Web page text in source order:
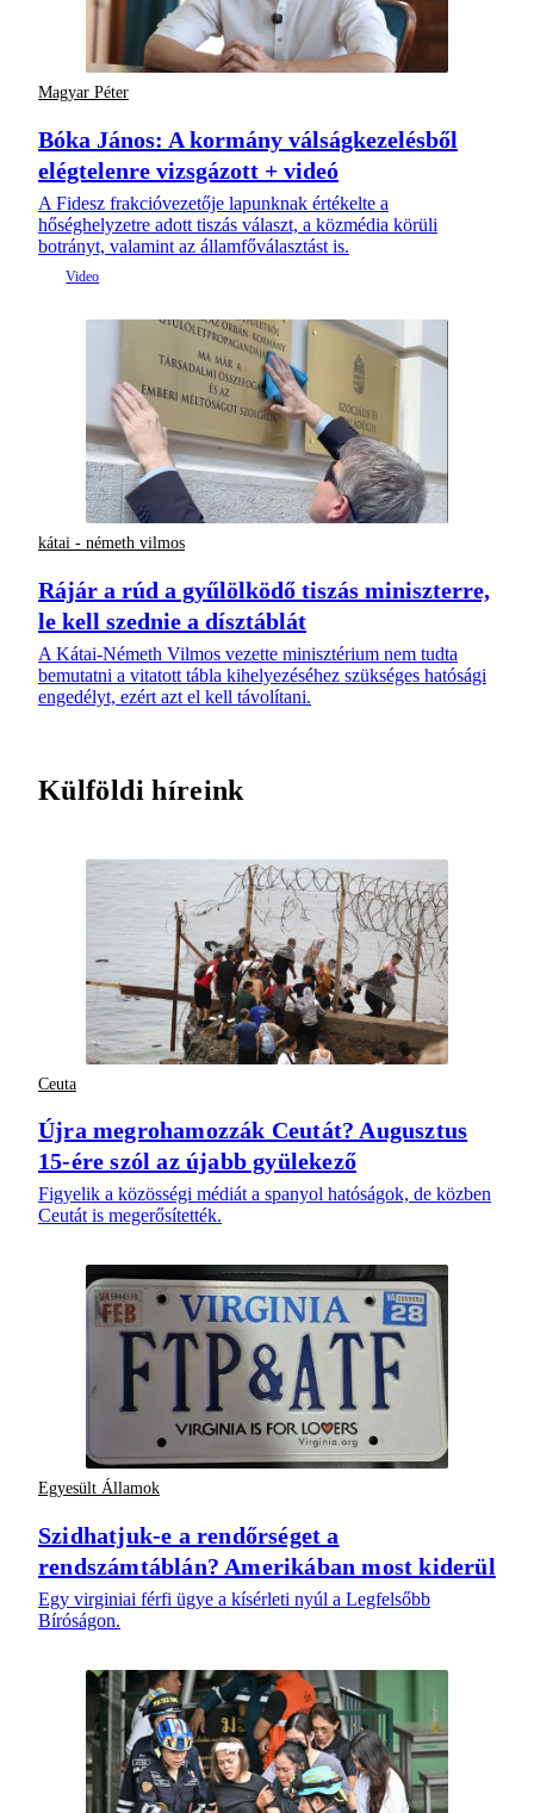
Magyar Péter
Bóka János: A kormány válságkezelésből
elégtelenre vizsgázott + videó
A Fidesz frakcióvezetője lapunknak értékelte a
hőséghelyzetre adott tiszás választ, a közmédia körüli
botrányt, valamint az államfőválasztást is.
kátai - németh vilmos
Rájár a rúd a gyűlölködő tiszás miniszterre,
le kell szednie a dísztáblát
A Kátai-Németh Vilmos vezette minisztérium nem tudta
bemutatni a vitatott tábla kihelyezéséhez szükséges hatósági
engedélyt, ezért azt el kell távolítani.
Külföldi híreink
Ceuta
Újra megrohamozzák Ceutát? Augusztus
15-ére szól az újabb gyülekező
Figyelik a közösségi médiát a spanyol hatóságok, de közben
Ceutát is megerősítették.
Egyesült Államok
Szidhatjuk-e a rendőrséget a
rendszámtáblán? Amerikában most kiderül
Egy virginiai férfi ügye a kísérleti nyúl a Legfelsőbb
Bíróságon.